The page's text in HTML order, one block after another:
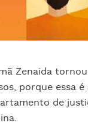
Zenaida
porque essa
de